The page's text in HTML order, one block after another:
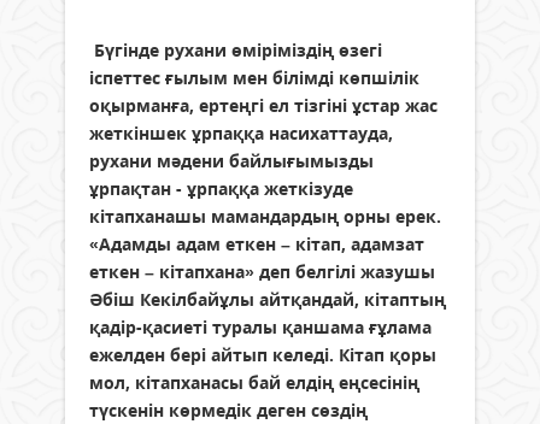
️ Бүгінде рухани өміріміздің өзегі
іспеттес ғылым мен білімді көпшілік
оқырманға, ертеңгі ел тізгіні ұстар жас
жеткіншек ұрпаққа насихаттауда,
рухани мәдени байлығымызды
ұрпақтан - ұрпаққа жеткізуде
кітапханашы мамандардың орны ерек.
«Адамды адам еткен – кітап, адамзат
еткен – кітапхана» деп белгілі жазушы
Әбіш Кекілбайұлы айтқандай, кітаптың
қадір-қасиеті туралы қаншама ғұлама
ежелден бері айтып келеді. Кітап қоры
мол, кітапханасы бай елдің еңсесінің
түскенін көрмедік деген сөздің